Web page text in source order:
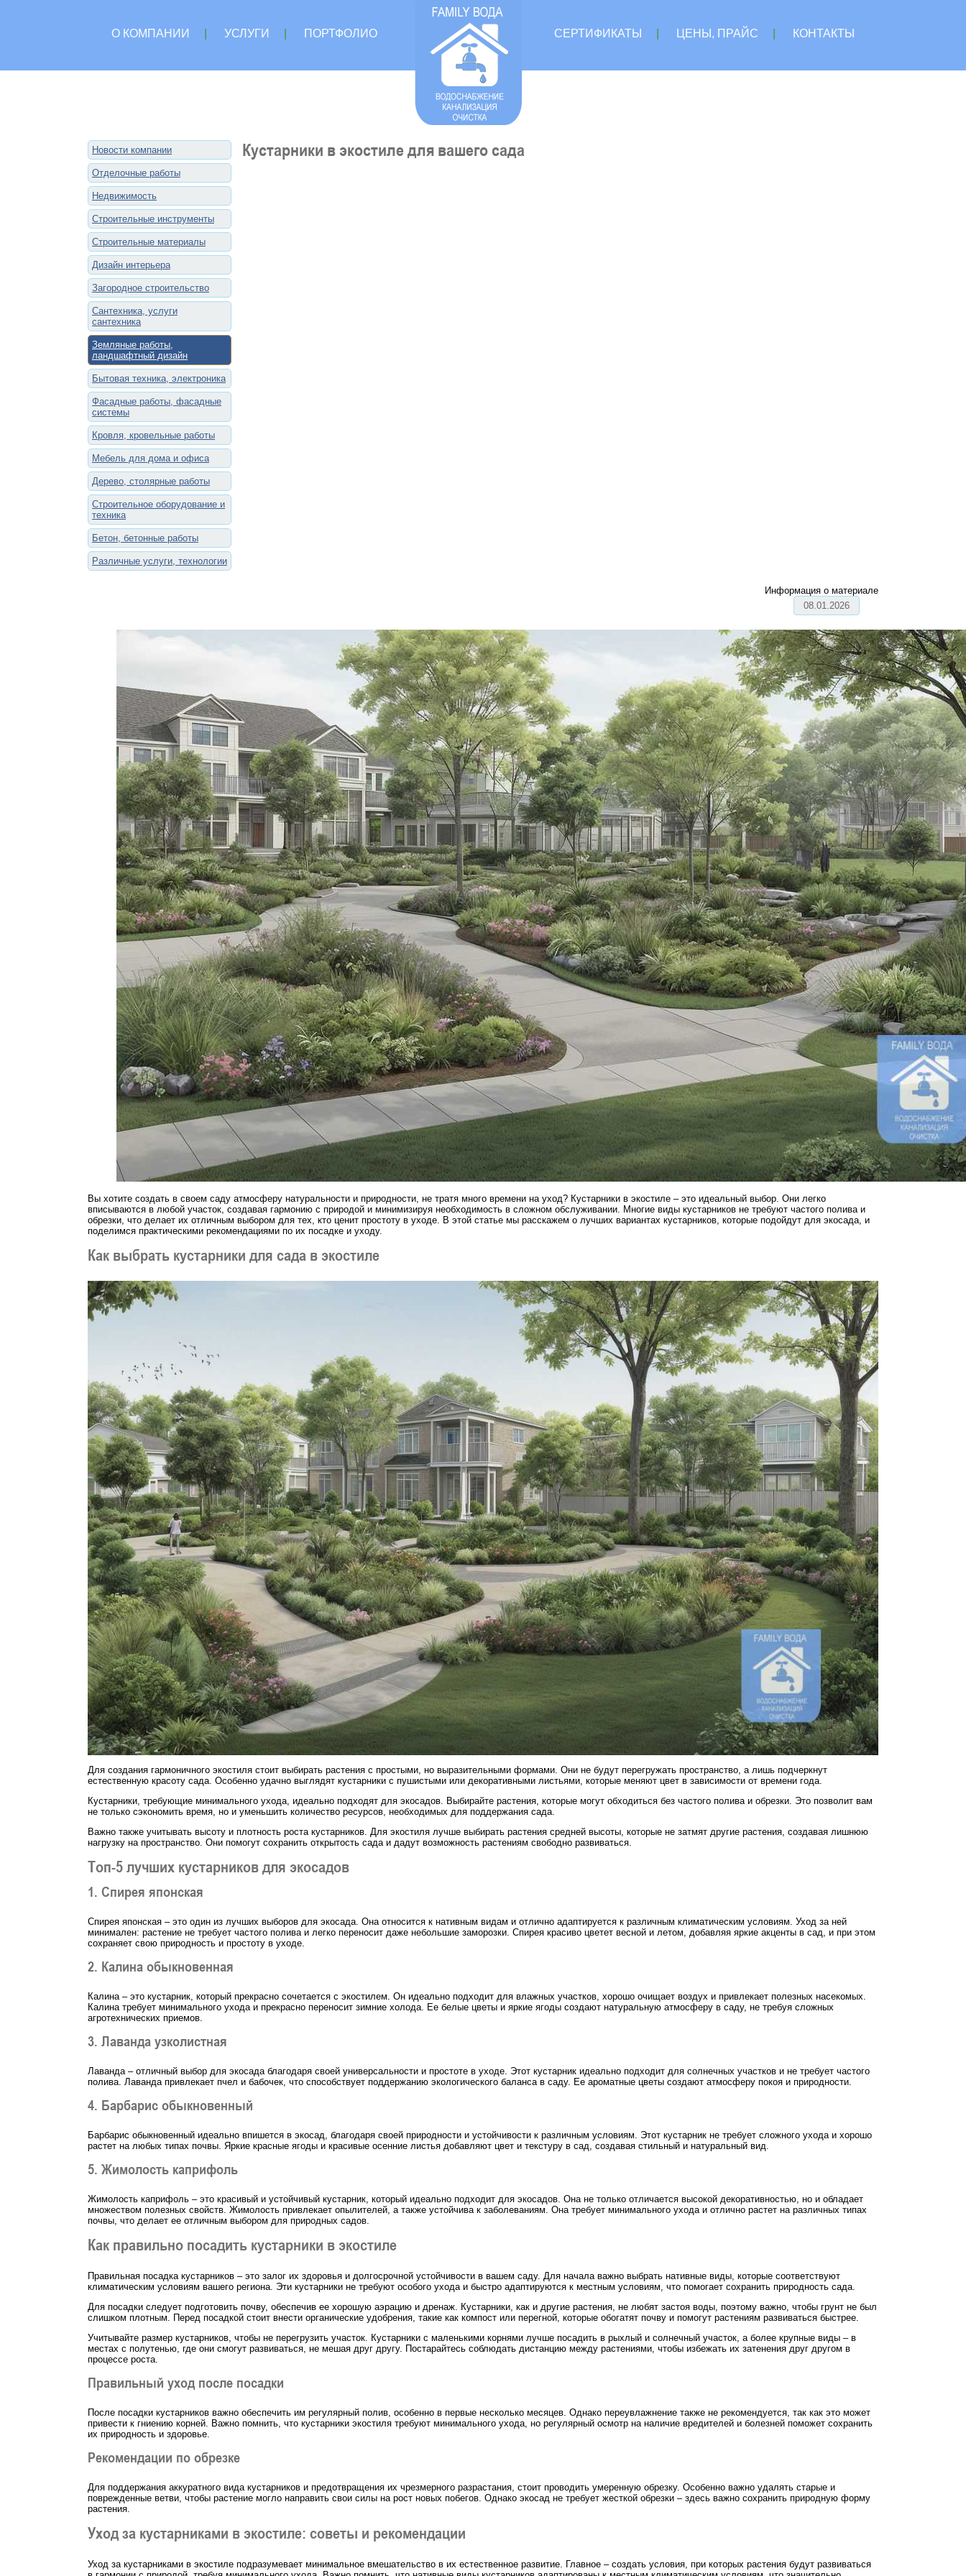
О КОМПАНИИ УСЛУГИ ПОРТФОЛИО СЕРТИФИКАТЫ ЦЕНЫ, ПРАЙС КОНТАКТЫ
Новости компании
Отделочные работы
Недвижимость
Строительные инструменты
Строительные материалы
Дизайн интерьера
Загородное строительство
Сантехника, услуги
сантехника
Земляные работы,
ландшафтный дизайн
Бытовая техника, электроника
Фасадные работы, фасадные
системы
Кровля, кровельные работы
Мебель для дома и офиса
Дерево, столярные работы
Строительное оборудование и
техника
Бетон, бетонные работы
Различные услуги, технологии
Кустарники в экостиле для вашего сада
Информация о материале
08.01.2026
Вы хотите создать в своем саду атмосферу натуральности и природности, не тратя много времени на уход? Кустарники в экостиле – это идеальный выбор. Они легко
вписываются в любой участок, создавая гармонию с природой и минимизируя необходимость в сложном обслуживании. Многие виды кустарников не требуют частого полива и
обрезки, что делает их отличным выбором для тех, кто ценит простоту в уходе. В этой статье мы расскажем о лучших вариантах кустарников, которые подойдут для экосада, и
поделимся практическими рекомендациями по их посадке и уходу.
Как выбрать кустарники для сада в экостиле
Для создания гармоничного экостиля стоит выбирать растения с простыми, но выразительными формами. Они не будут перегружать пространство, а лишь подчеркнут
естественную красоту сада. Особенно удачно выглядят кустарники с пушистыми или декоративными листьями, которые меняют цвет в зависимости от времени года.
Кустарники, требующие минимального ухода, идеально подходят для экосадов. Выбирайте растения, которые могут обходиться без частого полива и обрезки. Это позволит вам
не только сэкономить время, но и уменьшить количество ресурсов, необходимых для поддержания сада.
Важно также учитывать высоту и плотность роста кустарников. Для экостиля лучше выбирать растения средней высоты, которые не затмят другие растения, создавая лишнюю
нагрузку на пространство. Они помогут сохранить открытость сада и дадут возможность растениям свободно развиваться.
Топ-5 лучших кустарников для экосадов
1. Спирея японская
Спирея японская – это один из лучших выборов для экосада. Она относится к нативным видам и отлично адаптируется к различным климатическим условиям. Уход за ней
минимален: растение не требует частого полива и легко переносит даже небольшие заморозки. Спирея красиво цветет весной и летом, добавляя яркие акценты в сад, и при этом
сохраняет свою природность и простоту в уходе.
2. Калина обыкновенная
Калина – это кустарник, который прекрасно сочетается с экостилем. Он идеально подходит для влажных участков, хорошо очищает воздух и привлекает полезных насекомых.
Калина требует минимального ухода и прекрасно переносит зимние холода. Ее белые цветы и яркие ягоды создают натуральную атмосферу в саду, не требуя сложных
агротехнических приемов.
3. Лаванда узколистная
Лаванда – отличный выбор для экосада благодаря своей универсальности и простоте в уходе. Этот кустарник идеально подходит для солнечных участков и не требует частого
полива. Лаванда привлекает пчел и бабочек, что способствует поддержанию экологического баланса в саду. Ее ароматные цветы создают атмосферу покоя и природности.
4. Барбарис обыкновенный
Барбарис обыкновенный идеально впишется в экосад, благодаря своей природности и устойчивости к различным условиям. Этот кустарник не требует сложного ухода и хорошо
растет на любых типах почвы. Яркие красные ягоды и красивые осенние листья добавляют цвет и текстуру в сад, создавая стильный и натуральный вид.
5. Жимолость каприфоль
Жимолость каприфоль – это красивый и устойчивый кустарник, который идеально подходит для экосадов. Она не только отличается высокой декоративностью, но и обладает
множеством полезных свойств. Жимолость привлекает опылителей, а также устойчива к заболеваниям. Она требует минимального ухода и отлично растет на различных типах
почвы, что делает ее отличным выбором для природных садов.
Как правильно посадить кустарники в экостиле
Правильная посадка кустарников – это залог их здоровья и долгосрочной устойчивости в вашем саду. Для начала важно выбрать нативные виды, которые соответствуют
климатическим условиям вашего региона. Эти кустарники не требуют особого ухода и быстро адаптируются к местным условиям, что помогает сохранить природность сада.
Для посадки следует подготовить почву, обеспечив ее хорошую аэрацию и дренаж. Кустарники, как и другие растения, не любят застоя воды, поэтому важно, чтобы грунт не был
слишком плотным. Перед посадкой стоит внести органические удобрения, такие как компост или перегной, которые обогатят почву и помогут растениям развиваться быстрее.
Учитывайте размер кустарников, чтобы не перегрузить участок. Кустарники с маленькими корнями лучше посадить в рыхлый и солнечный участок, а более крупные виды – в
местах с полутенью, где они смогут развиваться, не мешая друг другу. Постарайтесь соблюдать дистанцию между растениями, чтобы избежать их затенения друг другом в
процессе роста.
Правильный уход после посадки
После посадки кустарников важно обеспечить им регулярный полив, особенно в первые несколько месяцев. Однако переувлажнение также не рекомендуется, так как это может
привести к гниению корней. Важно помнить, что кустарники экостиля требуют минимального ухода, но регулярный осмотр на наличие вредителей и болезней поможет сохранить
их природность и здоровье.
Рекомендации по обрезке
Для поддержания аккуратного вида кустарников и предотвращения их чрезмерного разрастания, стоит проводить умеренную обрезку. Особенно важно удалять старые и
поврежденные ветви, чтобы растение могло направить свои силы на рост новых побегов. Однако экосад не требует жесткой обрезки – здесь важно сохранить природную форму
растения.
Уход за кустарниками в экостиле: советы и рекомендации
Уход за кустарниками в экостиле подразумевает минимальное вмешательство в их естественное развитие. Главное – создать условия, при которых растения будут развиваться